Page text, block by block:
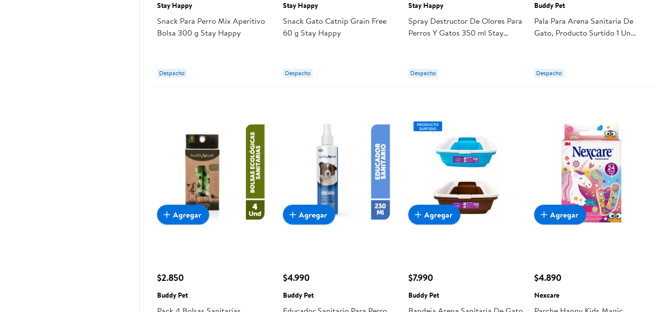
Stay Happy
Snack Para Perro Mix Aperitivo
Bolsa 300 g Stay Happy
Despacho
Stay Happy
Snack Gato Catnip Grain Free
60 g Stay Happy
Despacho
Stay Happy
Spray Destructor De Olores Para
Perros Y Gatos 350 ml Stay
Despacho
Buddy Pet
Pala Para Arena Sanitaria De
Gato, Producto Surtido 1 Un
Despacho
$2.850
Buddy Pet
Agregar
$4.990
Buddy Pet
Agregar
$7.990
Buddy Pet
Agregar
$4.890
Nexcare
Agregar